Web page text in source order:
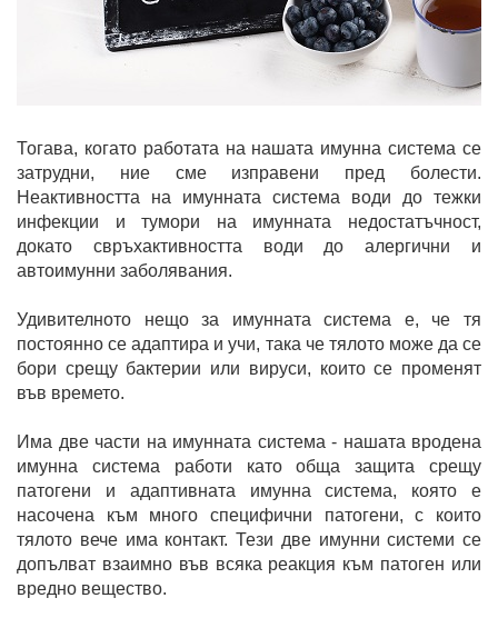
Тогава, когато работата на нашата имунна система се
затрудни, ние сме изправени пред болести.
Неактивността на имунната система води до тежки
инфекции и тумори на имунната недостатъчност,
докато свръхактивността води до алергични и
автоимунни заболявания.
Удивителното нещо за имунната система е, че тя
постоянно се адаптира и учи, така че тялото може да се
бори срещу бактерии или вируси, които се променят
във времето.
Има две части на имунната система - нашата вродена
имунна система работи като обща защита срещу
патогени и адаптивната имунна система, която е
насочена към много специфични патогени, с които
тялото вече има контакт. Тези две имунни системи се
допълват взаимно във всяка реакция към патоген или
вредно вещество.